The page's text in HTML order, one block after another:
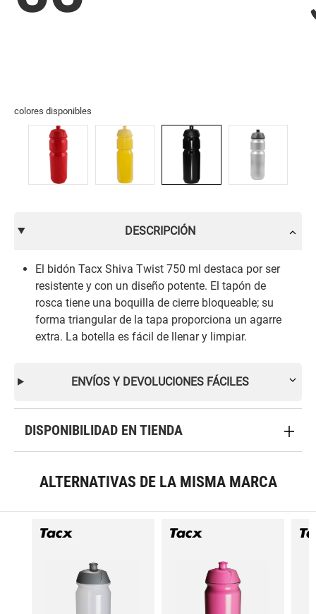
colores disponibles
DESCRIPCIÓN
El bidón Tacx Shiva Twist 750 ml destaca por ser
resistente y con un diseño potente. El tapón de
rosca tiene una boquilla de cierre bloqueable; su
forma triangular de la tapa proporciona un agarre
extra. La botella es fácil de llenar y limpiar.
ENVÍOS Y DEVOLUCIONES FÁCILES
DISPONIBILIDAD EN TIENDA
ALTERNATIVAS DE LA MISMA MARCA